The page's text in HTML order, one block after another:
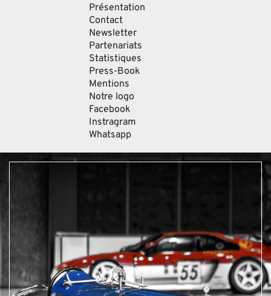
Présentation
Contact
Newsletter
Partenariats
Statistiques
Press-Book
Mentions
Notre logo
Facebook
Instragram
Whatsapp